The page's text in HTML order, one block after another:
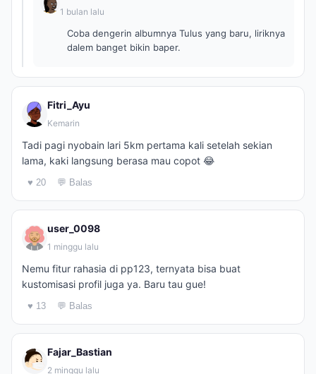
1 bulan lalu
Coba dengerin albumnya Tulus yang baru, liriknya
dalem banget bikin baper.
Fitri_Ayu
Kemarin
Tadi pagi nyobain lari 5km pertama kali setelah sekian
lama, kaki langsung berasa mau copot 😂
♥ 20 💬 Balas
user_0098
1 minggu lalu
Nemu fitur rahasia di pp123, ternyata bisa buat
kustomisasi profil juga ya. Baru tau gue!
♥ 13 💬 Balas
Fajar_Bastian
2 minggu lalu